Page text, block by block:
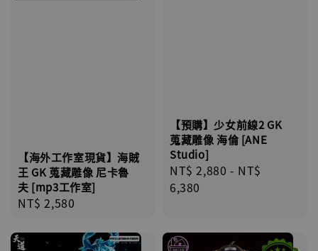
【海外工作室現貨】海賊
王 GK 蒐藏雕像 尼卡魯
夫 [mp3工作室]
Regular
NT$ 2,580
【預購】少女前線2 GK
蒐藏雕像 海倫 [ANE
Studio]
Regular
price
NT$ 2,880 - NT$
6,380